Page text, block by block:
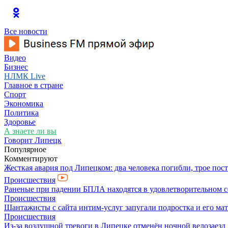
Все новости
Видео
Бизнес
НЛМК Live
Главное в стране
Спорт
Экономика
Политика
Здоровье
А знаете ли вы
Говорит Липецк
Популярное
Комментируют
Жесткая авария под Липецком: два человека погибли, трое
Происшествия
Раненые при падении БПЛА находятся в удовлетворительном
Происшествия
Шантажисты с сайта интим-услуг запугали подростка и его
Происшествия
Из-за воздушной тревоги в Липецке отменён ночной велозаезд